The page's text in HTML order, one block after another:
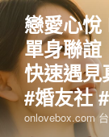
跳
主
要
內
容
戀愛心悅
單身聯誼
快速遇見
#婚友社
onlovebox.com